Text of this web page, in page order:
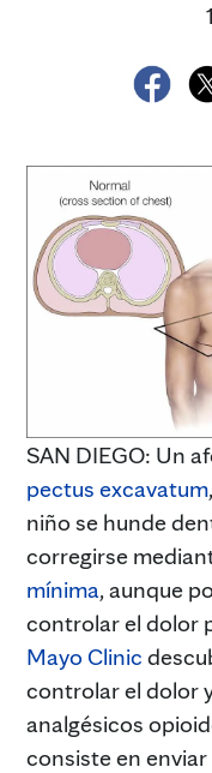
SAN DIEGO: Un
pectus excavatum
niño se hunde
corregirse
mínima, aunque
controlar el dolor
Mayo Clinic
controlar el dolor
analgésicos
consiste en